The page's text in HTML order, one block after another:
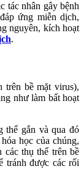
tác nhân gây bệnh
ứng miễn dịch,
nguyên, kích hoạt
.
trên bề mặt virus),
như làm bất hoạt
thể gắn và qua đó
học của chúng,
các thụ thể trên bề
tránh được các rối